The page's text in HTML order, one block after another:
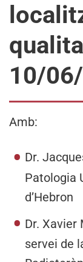
10/
Amb:
Dr.
Patologia
d’Hebron
Dr. Xavier
servei de